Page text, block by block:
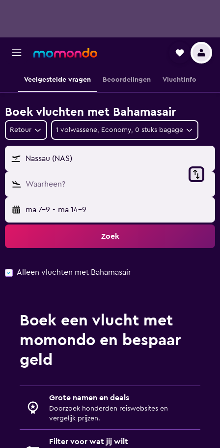
Veelgestelde vragen Beoordelingen Vluchtinfo
Boek vluchten met Bahamasair
Retour 1 volwassene, Economy, 0 stuks bagage
Nassau (NAS)
Waarheen?
ma 7-9 - ma 14-9
Zoek
Alleen vluchten met Bahamasair
Boek een vlucht met
momondo en bespaar
geld
Grote namen en deals
Doorzoek honderden reiswebsites en
vergelijk prijzen.
Filter voor wat jij wilt